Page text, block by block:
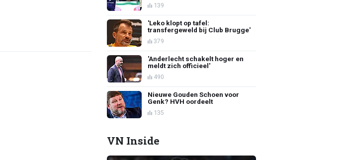
139
'Leko klopt op tafel:
transfergeweld bij Club Brugge'
379
'Anderlecht schakelt hoger en
meldt zich officieel'
490
Nieuwe Gouden Schoen voor
Genk? HVH oordeelt
135
VN Inside